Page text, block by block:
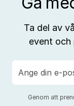
Ta del av
event och
post
Genom att